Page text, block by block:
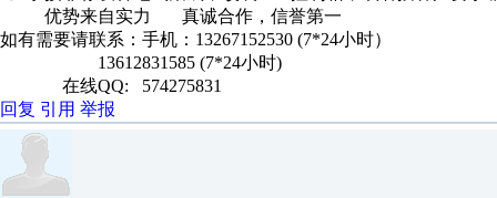
优势来自实力 真诚合作，信誉第一
如有需要请联系：手机：13267152530 (7*24小时）
13612831585 (7*24小时)
在线QQ: 574275831
回复 引用 举报